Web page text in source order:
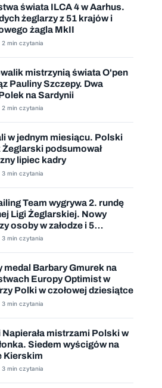
świata ILCA 4 w Aarhus.
żeglarzy z 51 krajów i
żagla MkII
2 min czytania
mistrzynią świata O'pen
Pauliny Szczepy. Dwa
na Sardynii
2 min czytania
w jednym miesiącu. Polski
Żeglarski podsumował
lipiec kadry
3 min czytania
Team wygrywa 2. rundę
Ligi Żeglarskiej. Nowy
osoby w załodze i 5
wyścigów
3 min czytania
medal Barbary Gmurek na
Europy Optimist w
Polki w czołowej dziesiątce
3 min czytania
mistrzami Polski w
Siedem wyścigów na
Kierskim
3 min czytania